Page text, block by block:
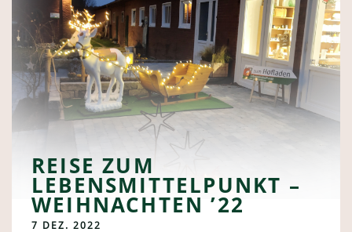
REISE ZUM
LEBENSMITTELPUNKT –
WEIHNACHTEN ’22
7 DEZ. 2022